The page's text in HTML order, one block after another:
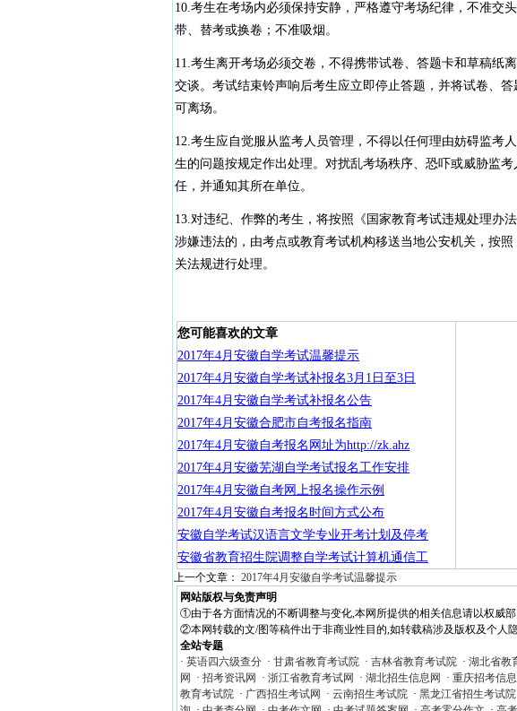
10.考生在考场内必须保持安静，严格遵守考场纪律，不准交
带、替考或换卷；不准吸烟。
11.考生离开考场必须交卷，不得携带试卷、答题卡和草稿纸
交谈。考试结束铃声响后考生应立即停止答题，并将试卷、
可离场。
12.考生应自觉服从监考人员管理，不得以任何理由妨碍监考
生的问题按规定作出处理。对扰乱考场秩序、恐吓或威胁监
任，并通知其所在单位。
13.对违纪、作弊的考生，将按照《国家教育考试违规处理办
涉嫌违法的，由考点或教育考试机构移送当地公安机关，按
关法规进行处理。
您可能喜欢的文章
2017年4月安徽自学考试温馨提示
2017年4月安徽自学考试补报名3月1日至3日
2017年4月安徽自学考试补报名公告
2017年4月安徽合肥市自考报名指南
2017年4月安徽自考报名网址为http://zk.ahz
2017年4月安徽芜湖自学考试报名工作安排
2017年4月安徽自考网上报名操作示例
2017年4月安徽自考报名时间方式公布
安徽自学考试汉语言文学专业开考计划及停考
安徽省教育招生院调整自学考试计算机通信工
上一个文章： 2017年4月安徽自学考试温馨提示
网站版权与免责声明
①由于各方面情况的不断调整与变化,本网所提供的相关信息请以权威
②本网转载的文/图等稿件出于非商业性目的,如转载稿涉及版权及个人
全站专题
· 英语四六级查分 · 甘肃省教育考试院 · 吉林省教育考试院 · 湖北省教
网
· 招考资讯网 · 浙江省教育考试网 · 湖北招生信息网 · 重庆招考信
教育考试院 · 广西招生考试网 · 云南招生考试院 · 黑龙江省招生考试院